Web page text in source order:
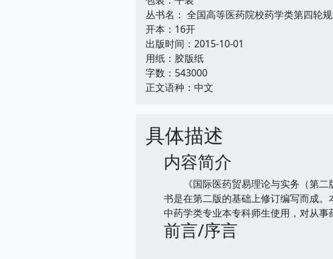
丛书名： 全国高等医药院校药学类第四轮
开本：16开
出版时间：2015-10-01
用纸：胶版纸
字数：543000
正文语种：中文
具体描述
内容简介
《国际医药贸易理论与实务（第二
书是在第二版的基础上修订编写而成
中药学类专业本专科师生使用，对从事
前言/序言